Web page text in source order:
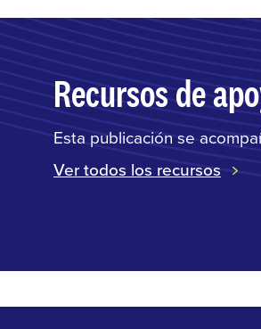
Recursos de
Esta publicación se
Ver todos los recursos